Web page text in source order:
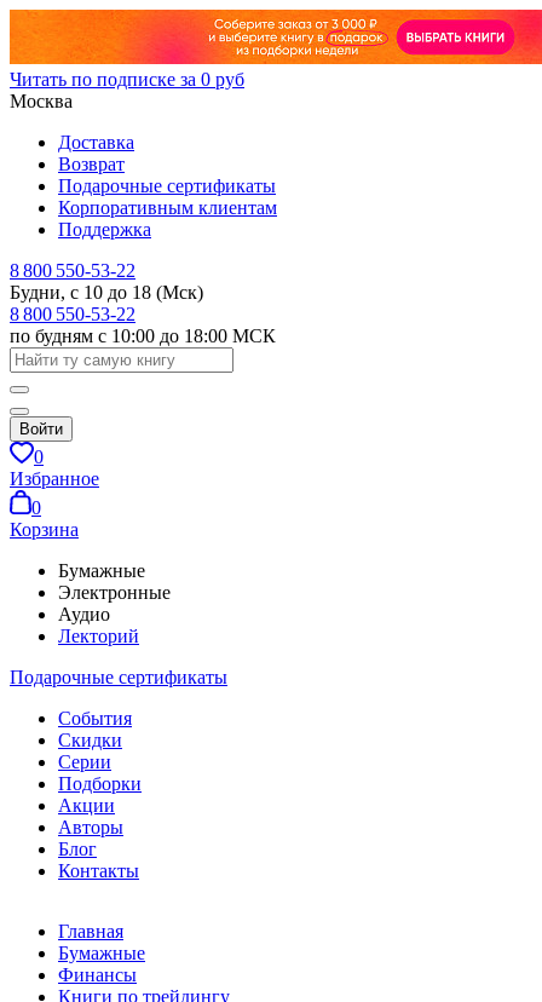
Читать по подписке за 0 руб
Москва
Доставка
Возврат
Подарочные сертификаты
Корпоративным клиентам
Поддержка
8 800 550-53-22
Будни, с 10 до 18 (Мск)
8 800 550-53-22
по будням с 10:00 до 18:00 МСК
Войти
0
Избранное
0
Корзина
Бумажные
Электронные
Аудио
Лекторий
Подарочные сертификаты
События
Скидки
Серии
Подборки
Акции
Авторы
Блог
Контакты
Главная
Бумажные
Финансы
Книги по трейдингу